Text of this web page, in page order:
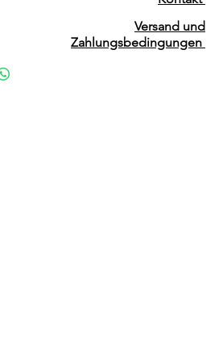
Versand und
Zahlungsbedingungen